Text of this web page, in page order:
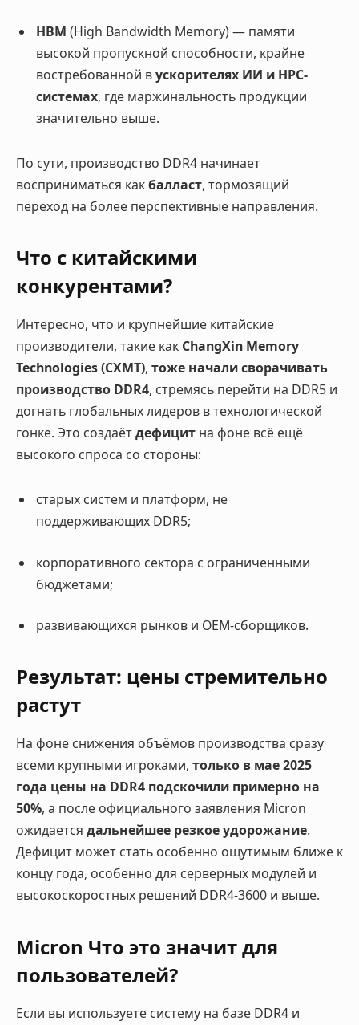
HBM (High Bandwidth Memory) — памяти
высокой пропускной способности, крайне
востребованной вускорителях ИИ и HPC-
системах, где маржинальность продукции
значительно выше.
По сути, производство DDR4 начинает
восприниматься какбалласт, тормозящий
переход на более перспективные направления.
Что с китайскими
конкурентами?
Интересно, что и крупнейшие китайские
производители, такие как ChangXin Memory
Technologies (CXMT), тоже начали сворачивать
производство DDR4, стремясь перейти на DDR5 и
догнать глобальных лидеров в технологической
гонке. Это создаётдефицит на фоне всё ещё
высокого спроса со стороны:
старых систем и платформ, не
поддерживающих DDR5;
корпоративного сектора с ограниченными
бюджетами;
развивающихся рынков и OEM-сборщиков.
Результат: цены стремительно
растут
На фоне снижения объёмов производства сразу
всеми крупными игроками, только в мае 2025
года цены на DDR4 подскочили примерно на
50%, а после официального заявления Micron
ожидается дальнейшее резкое удорожание.
Дефицит может стать особенно ощутимым ближе к
концу года, особенно для серверных модулей и
высокоскоростных решений DDR4-3600 и выше.
Micron Что это значит для
пользователей?
Если вы используете систему на базе DDR4 и